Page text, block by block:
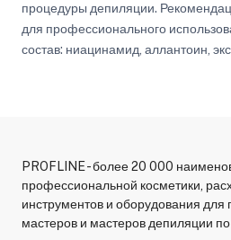
процедуры депиляции.
для профессионального
состав: ниацинамид, аллантоин,
PROFLINE - более 20 000
профессиональной косметики,
инструментов и оборудования для
мастеров и мастеров депиляции